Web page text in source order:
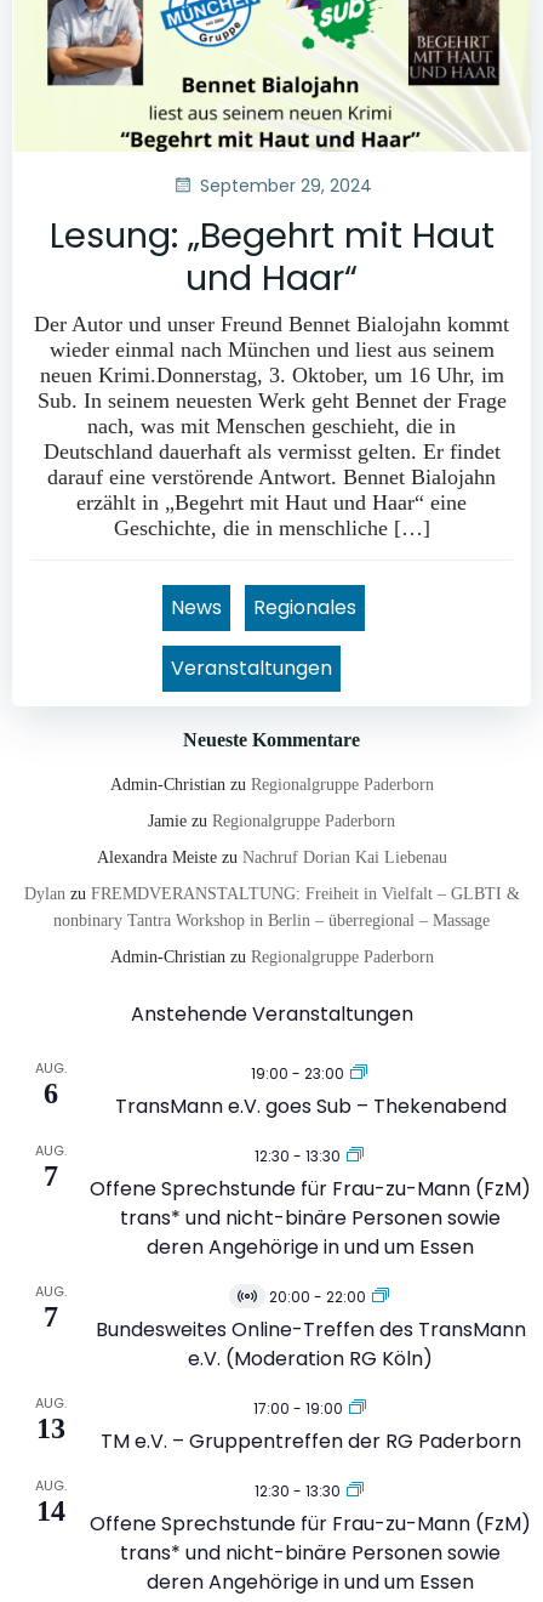
September 29, 2024
Lesung: „Begehrt mit Haut
und Haar“
Der Autor und unser Freund Bennet Bialojahn kommt
wieder einmal nach München und liest aus seinem
neuen Krimi.Donnerstag, 3. Oktober, um 16 Uhr, im
Sub. In seinem neuesten Werk geht Bennet der Frage
nach, was mit Menschen geschieht, die in
Deutschland dauerhaft als vermisst gelten. Er findet
darauf eine verstörende Antwort. Bennet Bialojahn
erzählt in „Begehrt mit Haut und Haar“ eine
Geschichte, die in menschliche […]
News Regionales
Veranstaltungen
Neueste Kommentare
Admin-Christian zu Regionalgruppe Paderborn
Jamie zu Regionalgruppe Paderborn
Alexandra Meistezu Nachruf Dorian Kai Liebenau
Dylan zu FREMDVERANSTALTUNG: Freiheit in Vielfalt – GLBTI &
nonbinary Tantra Workshop in Berlin – überregional – Massage
Admin-Christian zu Regionalgruppe Paderborn
Anstehende Veranstaltungen
AUG.
6
19:00 - 23:00
TransMann e.V. goes Sub – Thekenabend
AUG.
7
12:30 - 13:30
Offene Sprechstunde für Frau-zu-Mann (FzM)
trans* und nicht-binäre Personen sowie
deren Angehörige in und um Essen
AUG.
7
Virtuell
Veranstaltung
20:00 - 22:00
Bundesweites Online-Treffen des TransMann
e.V. (Moderation RG Köln)
AUG.
13
17:00 - 19:00
TM e.V. – Gruppentreffen der RG Paderborn
AUG.
14
12:30 - 13:30
Offene Sprechstunde für Frau-zu-Mann (FzM)
trans* und nicht-binäre Personen sowie
deren Angehörige in und um Essen